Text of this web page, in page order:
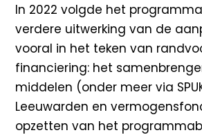
In 2022 volgde het
verdere uitwerking van de
vooral in het teken van
financiering: het
middelen (onder meer via
Leeuwarden en
opzetten van het